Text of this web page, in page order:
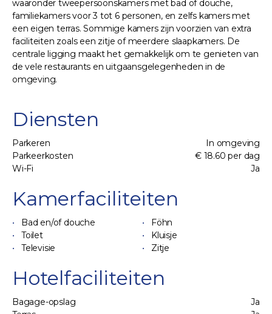
waaronder tweepersoonskamers met bad of douche,
familiekamers voor 3 tot 6 personen, en zelfs kamers met
een eigen terras. Sommige kamers zijn voorzien van extra
faciliteiten zoals een zitje of meerdere slaapkamers. De
centrale ligging maakt het gemakkelijk om te genieten van
de vele restaurants en uitgaansgelegenheden in de
omgeving.
Diensten
Parkeren
In omgeving
Parkeerkosten
€ 18.60 per dag
Wi-Fi
Ja
Kamerfaciliteiten
Bad en/of douche
Föhn
Toilet
Kluisje
Televisie
Zitje
Hotelfaciliteiten
Bagage-opslag
Ja